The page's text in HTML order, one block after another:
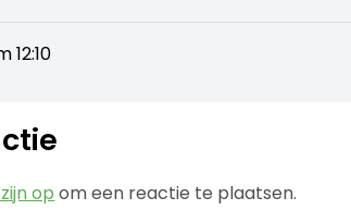
12:10
op om een reactie te plaatsen.